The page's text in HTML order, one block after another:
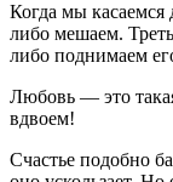
Когда мы касаемся
либо мешаем.
либо поднимаем
Любовь — это
вдвоем!
Счастье подобно